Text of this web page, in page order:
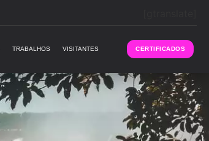
TRABALHOS VISITANTES CERTIFICADOS